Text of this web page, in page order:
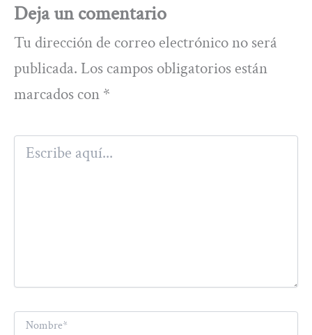
Deja un comentario
Tu dirección de correo electrónico no será
publicada. Los campos obligatorios están
marcados con *
Escribe
aquí...